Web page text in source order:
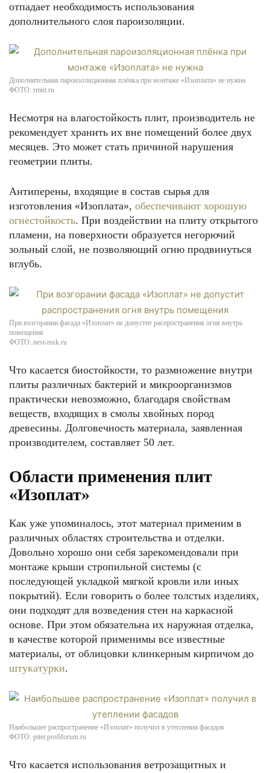
отпадает необходимость использования
дополнительного слоя пароизоляции.
Дополнительная пароизоляционная плёнка при монтаже «Изоплата» не нужна
ФОТО: rmnt.ru
Несмотря на влагостойкость плит, производитель не
рекомендует хранить их вне помещений более двух
месяцев. Это может стать причиной нарушения
геометрии плиты.
Антиперены, входящие в состав сырья для
изготовления «Изоплата», обеспечивают хорошую
огнестойкость. При воздействии на плиту открытого
пламени, на поверхности образуется негорючий
зольный слой, не позволяющий огню продвинуться
вглубь.
При возгорании фасада «Изоплат» не допустит распространения огня внутрь
помещения
ФОТО: nest-msk.ru
Что касается биостойкости, то размножение внутри
плиты различных бактерий и микроорганизмов
практически невозможно, благодаря свойствам
веществ, входящих в смолы хвойных пород
древесины. Долговечность материала, заявленная
производителем, составляет 50 лет.
Области применения плит
«Изоплат»
Как уже упоминалось, этот материал применим в
различных областях строительства и отделки.
Довольно хорошо они себя зарекомендовали при
монтаже крыши стропильной системы (с
последующей укладкой мягкой кровли или иных
покрытий). Если говорить о более толстых изделиях,
они подходят для возведения стен на каркасной
основе. При этом обязательна их наружная отделка,
в качестве которой применимы все известные
материалы, от облицовки клинкерным кирпичом до
штукатурки.
Наибольшее распространение «Изоплат» получил в утеплении фасадов
ФОТО: piter.profiforum.ru
Что касается использования ветрозащитных и